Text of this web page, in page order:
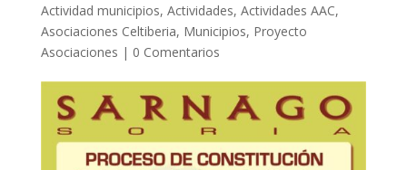
Actividad municipios, Actividades, Actividades AAC,
Asociaciones Celtiberia, Municipios, Proyecto
Asociaciones | 0 Comentarios